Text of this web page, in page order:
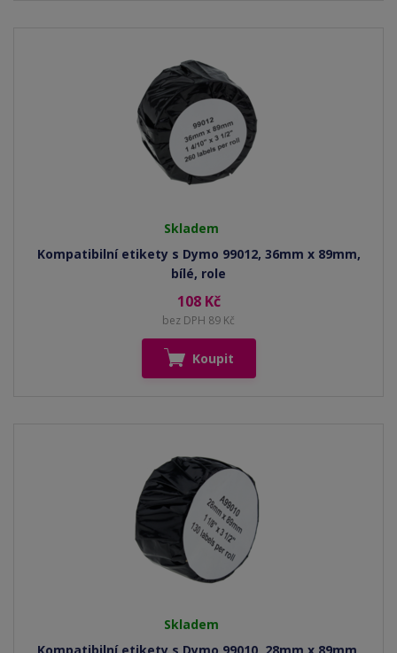
Skladem
Kompatibilní etikety s Dymo 99012, 36mm x 89mm,
bílé, role
108 Kč
bez DPH 89 Kč
Koupit
Skladem